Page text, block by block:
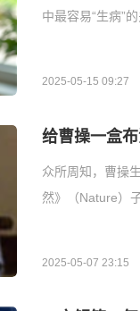
中最容易“生病”
2025-05-15 09:27
给曹操一盒
众所周知，曹操
然》（Nature）
2025-05-07 23:15